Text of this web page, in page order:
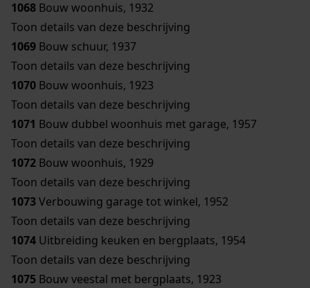
1068 Bouw woonhuis, 1932
Toon details van deze beschrijving
1069 Bouw schuur, 1937
Toon details van deze beschrijving
1070 Bouw woonhuis, 1923
Toon details van deze beschrijving
1071 Bouw dubbel woonhuis met garage, 1957
Toon details van deze beschrijving
1072 Bouw woonhuis, 1929
Toon details van deze beschrijving
1073Verbouwing garage tot winkel, 1952
Toon details van deze beschrijving
1074 Uitbreiding keuken en bergplaats, 1954
Toon details van deze beschrijving
1075 Bouw veestal met bergplaats, 1923